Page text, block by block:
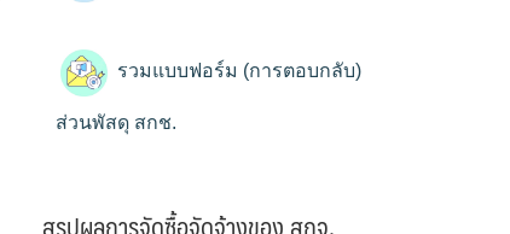
รวมแบบฟอร์ม (การตอบกลับ)
ส่วนพัสดุ สกช.